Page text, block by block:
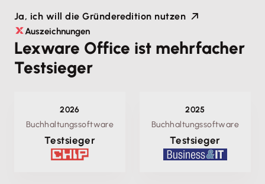
Ja, ich will die Gründeredition nutzen
Auszeichnungen
Lexware Office ist mehrfacher
Testsieger
2026
Buchhaltungssoftware
Testsieger
2025
Buchhaltungssoftware
Testsieger